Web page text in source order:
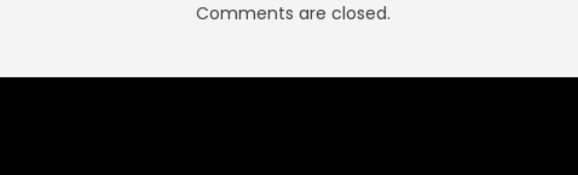
Comments are closed.